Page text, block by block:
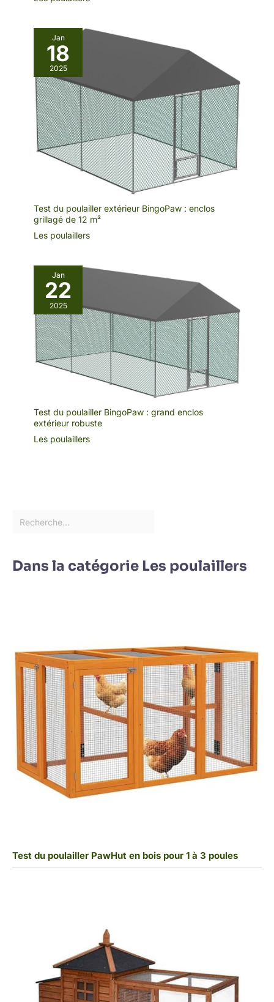
Jan
18
2025
Test du poulailler extérieur BingoPaw : enclos
grillagé de 12 m²
Les poulaillers
Jan
22
2025
Test du poulailler BingoPaw : grand enclos
extérieur robuste
Les poulaillers
Dans la catégorie Les poulaillers
Test du poulailler PawHut en bois pour 1 à 3 poules